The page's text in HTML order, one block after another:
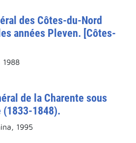
des Côtes-du-Nord
années Pleven. [Côtes-
1988
de la Charente sous
1848).
1995